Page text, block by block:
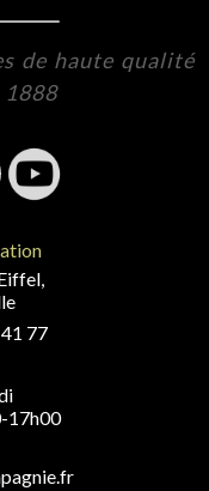
de haute qualité
77
17h00